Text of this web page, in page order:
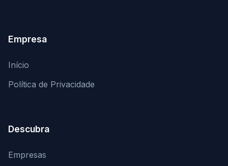
Empresa
Início
Política de Privacidade
Descubra
Empresas